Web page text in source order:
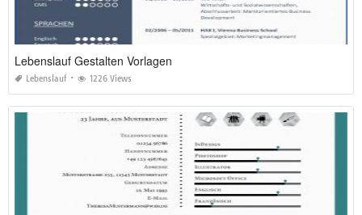
Lebenslauf Gestalten Vorlagen
Lebenslauf 1226 Views